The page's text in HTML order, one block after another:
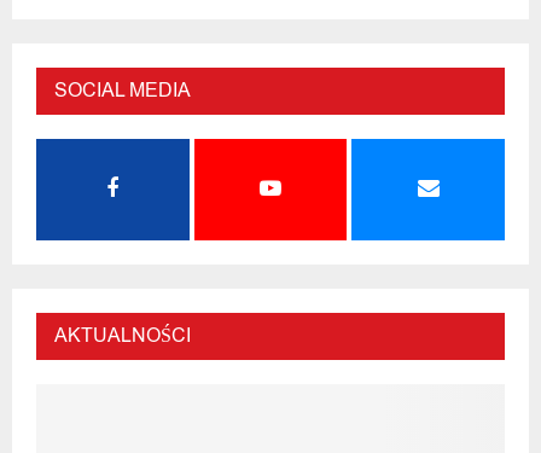
SOCIAL MEDIA
AKTUALNOŚCI